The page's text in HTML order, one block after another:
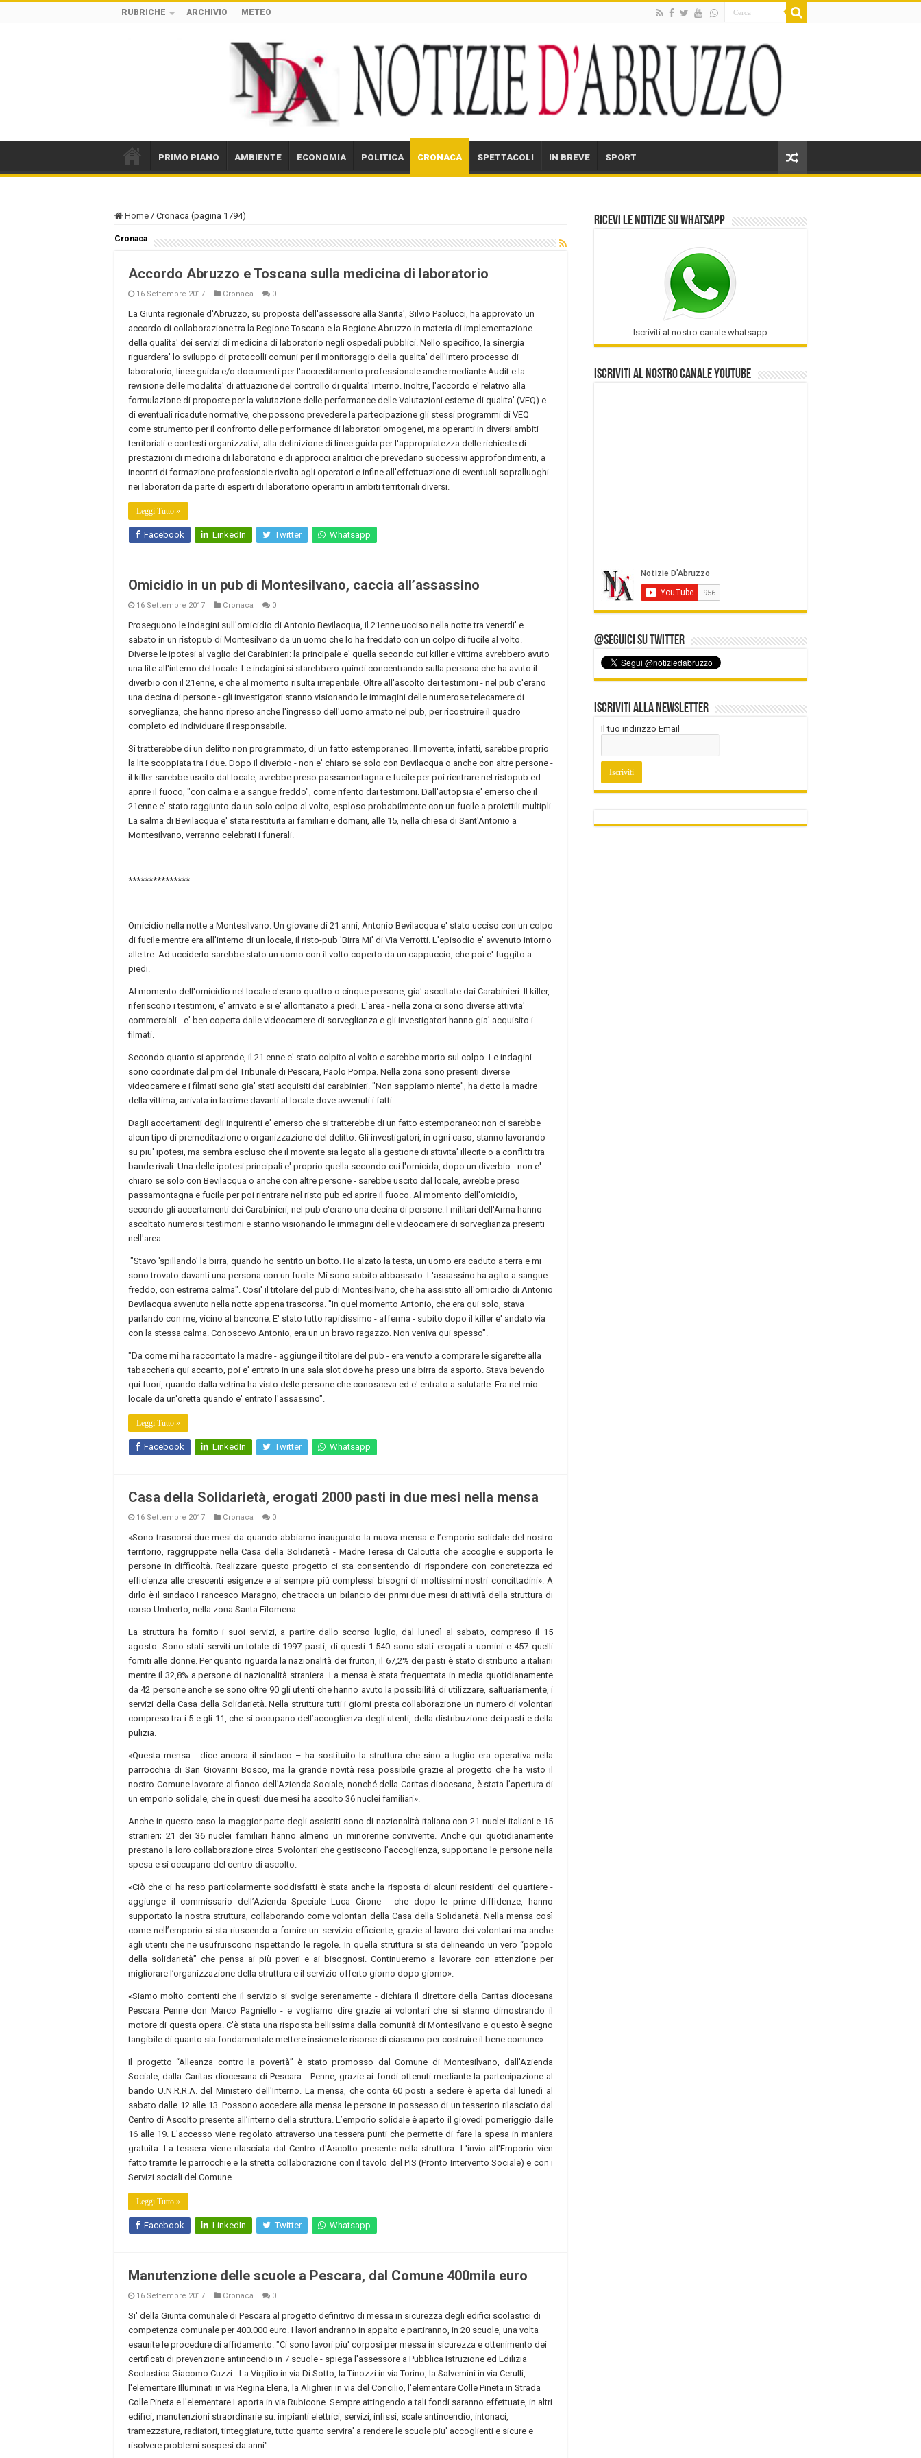
RUBRICHE ARCHIVIO METEO
PRIMO PIANO AMBIENTE ECONOMIA POLITICA CRONACA SPETTACOLI IN BREVE SPORT
Home / Cronaca (pagina 1794)
Cronaca
Accordo Abruzzo e Toscana sulla medicina di laboratorio
16 Settembre 2017 Cronaca 0
La Giunta regionale d'Abruzzo, su proposta dell'assessore alla Sanita', Silvio Paolucci, ha approvato un
accordo di collaborazione tra la Regione Toscana e la Regione Abruzzo in materia di implementazione
della qualita' dei servizi di medicina di laboratorio negli ospedali pubblici. Nello specifico, la sinergia
riguardera' lo sviluppo di protocolli comuni per il monitoraggio della qualita' dell'intero processo di
laboratorio, linee guida e/o documenti per l'accreditamento professionale anche mediante Audit e la
revisione delle modalita' di attuazione del controllo di qualita' interno. Inoltre, l'accordo e' relativo alla
formulazione di proposte per la valutazione delle performance delle Valutazioni esterne di qualita' (VEQ) e
di eventuali ricadute normative, che possono prevedere la partecipazione gli stessi programmi di VEQ
come strumento per il confronto delle performance di laboratori omogenei, ma operanti in diversi ambiti
territoriali e contesti organizzativi, alla definizione di linee guida per l'appropriatezza delle richieste di
prestazioni di medicina di laboratorio e di approcci analitici che prevedano successivi approfondimenti, a
incontri di formazione professionale rivolta agli operatori e infine all'effettuazione di eventuali sopralluoghi
nei laboratori da parte di esperti di laboratorio operanti in ambiti territoriali diversi.
Leggi Tutto »
Facebook LinkedIn Twitter Whatsapp
Omicidio in un pub di Montesilvano, caccia all’assassino
16 Settembre 2017 Cronaca 0
Proseguono le indagini sull'omicidio di Antonio Bevilacqua, il 21enne ucciso nella notte tra venerdi' e
sabato in un ristopub di Montesilvano da un uomo che lo ha freddato con un colpo di fucile al volto.
Diverse le ipotesi al vaglio dei Carabinieri: la principale e' quella secondo cui killer e vittima avrebbero avuto
una lite all'interno del locale. Le indagini si starebbero quindi concentrando sulla persona che ha avuto il
diverbio con il 21enne, e che al momento risulta irreperibile. Oltre all'ascolto dei testimoni - nel pub c'erano
una decina di persone - gli investigatori stanno visionando le immagini delle numerose telecamere di
sorveglianza, che hanno ripreso anche l'ingresso dell'uomo armato nel pub, per ricostruire il quadro
completo ed individuare il responsabile.
Si tratterebbe di un delitto non programmato, di un fatto estemporaneo. Il movente, infatti, sarebbe proprio
la lite scoppiata tra i due. Dopo il diverbio - non e' chiaro se solo con Bevilacqua o anche con altre persone -
il killer sarebbe uscito dal locale, avrebbe preso passamontagna e fucile per poi rientrare nel ristopub ed
aprire il fuoco, "con calma e a sangue freddo", come riferito dai testimoni. Dall'autopsia e' emerso che il
21enne e' stato raggiunto da un solo colpo al volto, esploso probabilmente con un fucile a proiettili multipli.
La salma di Bevilacqua e' stata restituita ai familiari e domani, alle 15, nella chiesa di Sant'Antonio a
Montesilvano, verranno celebrati i funerali.
***************
Omicidio nella notte a Montesilvano. Un giovane di 21 anni, Antonio Bevilacqua e' stato ucciso con un colpo
di fucile mentre era all'interno di un locale, il risto-pub 'Birra Mi' di Via Verrotti. L'episodio e' avvenuto intorno
alle tre. Ad ucciderlo sarebbe stato un uomo con il volto coperto da un cappuccio, che poi e' fuggito a
piedi.
Al momento dell'omicidio nel locale c'erano quattro o cinque persone, gia' ascoltate dai Carabinieri. Il killer,
riferiscono i testimoni, e' arrivato e si e' allontanato a piedi. L'area - nella zona ci sono diverse attivita'
commerciali - e' ben coperta dalle videocamere di sorveglianza e gli investigatori hanno gia' acquisito i
filmati.
Secondo quanto si apprende, il 21 enne e' stato colpito al volto e sarebbe morto sul colpo. Le indagini
sono coordinate dal pm del Tribunale di Pescara, Paolo Pompa. Nella zona sono presenti diverse
videocamere e i filmati sono gia' stati acquisiti dai carabinieri. "Non sappiamo niente", ha detto la madre
della vittima, arrivata in lacrime davanti al locale dove avvenuti i fatti.
Dagli accertamenti degli inquirenti e' emerso che si tratterebbe di un fatto estemporaneo: non ci sarebbe
alcun tipo di premeditazione o organizzazione del delitto. Gli investigatori, in ogni caso, stanno lavorando
su piu' ipotesi, ma sembra escluso che il movente sia legato alla gestione di attivita' illecite o a conflitti tra
bande rivali. Una delle ipotesi principali e' proprio quella secondo cui l'omicida, dopo un diverbio - non e'
chiaro se solo con Bevilacqua o anche con altre persone - sarebbe uscito dal locale, avrebbe preso
passamontagna e fucile per poi rientrare nel risto pub ed aprire il fuoco. Al momento dell'omicidio,
secondo gli accertamenti dei Carabinieri, nel pub c'erano una decina di persone. I militari dell'Arma hanno
ascoltato numerosi testimoni e stanno visionando le immagini delle videocamere di sorveglianza presenti
nell'area.
"Stavo 'spillando' la birra, quando ho sentito un botto. Ho alzato la testa, un uomo era caduto a terra e mi
sono trovato davanti una persona con un fucile. Mi sono subito abbassato. L'assassino ha agito a sangue
freddo, con estrema calma". Cosi' il titolare del pub di Montesilvano, che ha assistito all'omicidio di Antonio
Bevilacqua avvenuto nella notte appena trascorsa. "In quel momento Antonio, che era qui solo, stava
parlando con me, vicino al bancone. E' stato tutto rapidissimo - afferma - subito dopo il killer e' andato via
con la stessa calma. Conoscevo Antonio, era un un bravo ragazzo. Non veniva qui spesso".
"Da come mi ha raccontato la madre - aggiunge il titolare del pub - era venuto a comprare le sigarette alla
tabaccheria qui accanto, poi e' entrato in una sala slot dove ha preso una birra da asporto. Stava bevendo
qui fuori, quando dalla vetrina ha visto delle persone che conosceva ed e' entrato a salutarle. Era nel mio
locale da un'oretta quando e' entrato l'assassino".
Leggi Tutto »
Facebook LinkedIn Twitter Whatsapp
Casa della Solidarietà, erogati 2000 pasti in due mesi nella mensa
16 Settembre 2017 Cronaca 0
«Sono trascorsi due mesi da quando abbiamo inaugurato la nuova mensa e l’emporio solidale del nostro
territorio, raggruppate nella Casa della Solidarietà - Madre Teresa di Calcutta che accoglie e supporta le
persone in difficoltà. Realizzare questo progetto ci sta consentendo di rispondere con concretezza ed
efficienza alle crescenti esigenze e ai sempre più complessi bisogni di moltissimi nostri concittadini». A
dirlo è il sindaco Francesco Maragno, che traccia un bilancio dei primi due mesi di attività della struttura di
corso Umberto, nella zona Santa Filomena.
La struttura ha fornito i suoi servizi, a partire dallo scorso luglio, dal lunedì al sabato, compreso il 15
agosto. Sono stati serviti un totale di 1997 pasti, di questi 1.540 sono stati erogati a uomini e 457 quelli
forniti alle donne. Per quanto riguarda la nazionalità dei fruitori, il 67,2% dei pasti è stato distribuito a italiani
mentre il 32,8% a persone di nazionalità straniera. La mensa è stata frequentata in media quotidianamente
da 42 persone anche se sono oltre 90 gli utenti che hanno avuto la possibilità di utilizzare, saltuariamente, i
servizi della Casa della Solidarietà. Nella struttura tutti i giorni presta collaborazione un numero di volontari
compreso tra i 5 e gli 11, che si occupano dell’accoglienza degli utenti, della distribuzione dei pasti e della
pulizia.
«Questa mensa - dice ancora il sindaco – ha sostituito la struttura che sino a luglio era operativa nella
parrocchia di San Giovanni Bosco, ma la grande novità resa possibile grazie al progetto che ha visto il
nostro Comune lavorare al fianco dell’Azienda Sociale, nonché della Caritas diocesana, è stata l’apertura di
un emporio solidale, che in questi due mesi ha accolto 36 nuclei familiari».
Anche in questo caso la maggior parte degli assistiti sono di nazionalità italiana con 21 nuclei italiani e 15
stranieri; 21 dei 36 nuclei familiari hanno almeno un minorenne convivente. Anche qui quotidianamente
prestano la loro collaborazione circa 5 volontari che gestiscono l’accoglienza, supportano le persone nella
spesa e si occupano del centro di ascolto.
«Ciò che ci ha reso particolarmente soddisfatti è stata anche la risposta di alcuni residenti del quartiere -
aggiunge il commissario dell’Azienda Speciale Luca Cirone - che dopo le prime diffidenze, hanno
supportato la nostra struttura, collaborando come volontari della Casa della Solidarietà. Nella mensa così
come nell’emporio si sta riuscendo a fornire un servizio efficiente, grazie al lavoro dei volontari ma anche
agli utenti che ne usufruiscono rispettando le regole. In quella struttura si sta delineando un vero “popolo
della solidarietà” che pensa ai più poveri e ai bisognosi. Continueremo a lavorare con attenzione per
migliorare l’organizzazione della struttura e il servizio offerto giorno dopo giorno».
«Siamo molto contenti che il servizio si svolge serenamente - dichiara il direttore della Caritas diocesana
Pescara Penne don Marco Pagniello - e vogliamo dire grazie ai volontari che si stanno dimostrando il
motore di questa opera. C'è stata una risposta bellissima dalla comunità di Montesilvano e questo è segno
tangibile di quanto sia fondamentale mettere insieme le risorse di ciascuno per costruire il bene comune».
Il progetto “Alleanza contro la povertà” è stato promosso dal Comune di Montesilvano, dall'Azienda
Sociale, dalla Caritas diocesana di Pescara - Penne, grazie ai fondi ottenuti mediante la partecipazione al
bando U.N.R.R.A. del Ministero dell'Interno. La mensa, che conta 60 posti a sedere è aperta dal lunedì al
sabato dalle 12 alle 13. Possono accedere alla mensa le persone in possesso di un tesserino rilasciato dal
Centro di Ascolto presente all’interno della struttura. L’emporio solidale è aperto il giovedì pomeriggio dalle
16 alle 19. L'accesso viene regolato attraverso una tessera punti che permette di fare la spesa in maniera
gratuita. La tessera viene rilasciata dal Centro d'Ascolto presente nella struttura. L'invio all'Emporio vien
fatto tramite le parrocchie e la stretta collaborazione con il tavolo del PIS (Pronto Intervento Sociale) e con i
Servizi sociali del Comune.
Leggi Tutto »
Facebook LinkedIn Twitter Whatsapp
Manutenzione delle scuole a Pescara, dal Comune 400mila euro
16 Settembre 2017 Cronaca 0
Si' della Giunta comunale di Pescara al progetto definitivo di messa in sicurezza degli edifici scolastici di
competenza comunale per 400.000 euro. I lavori andranno in appalto e partiranno, in 20 scuole, una volta
esaurite le procedure di affidamento. "Ci sono lavori piu' corposi per messa in sicurezza e ottenimento dei
certificati di prevenzione antincendio in 7 scuole - spiega l'assessore a Pubblica Istruzione ed Edilizia
Scolastica Giacomo Cuzzi - La Virgilio in via Di Sotto, la Tinozzi in via Torino, la Salvemini in via Cerulli,
l'elementare Illuminati in via Regina Elena, la Alighieri in via del Concilio, l'elementare Colle Pineta in Strada
Colle Pineta e l'elementare Laporta in via Rubicone. Sempre attingendo a tali fondi saranno effettuate, in altri
edifici, manutenzioni straordinarie su: impianti elettrici, servizi, infissi, scale antincendio, intonaci,
tramezzature, radiatori, tinteggiature, tutto quanto servira' a rendere le scuole piu' accoglienti e sicure e
risolvere problemi sospesi da anni"
Ricevi le notizie su Whatsapp
Iscriviti al nostro canale whatsapp
Iscriviti al nostro Canale Youtube
@Seguici su Twitter
Iscriviti alla Newsletter
Il tuo indirizzo Email